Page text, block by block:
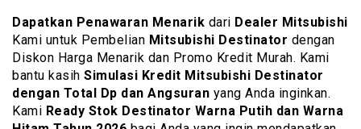
Dapatkan Penawaran Menarik dari Dealer Mitsubishi
Kami untuk Pembelian Mitsubishi Destinator dengan
Diskon Harga Menarik dan Promo Kredit Murah. Kami
bantu kasih Simulasi Kredit Mitsubishi Destinator
dengan Total Dp dan Angsuran yang Anda inginkan.
Kami Ready Stok Destinator Warna Putih dan Warna